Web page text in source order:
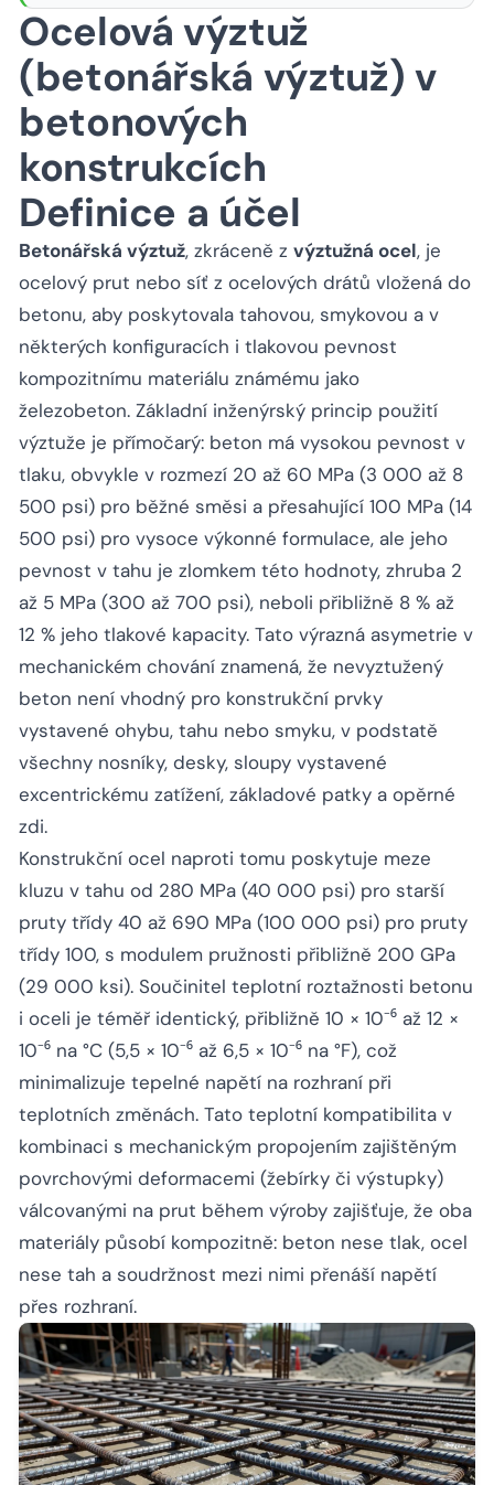
Ocelová výztuž
(betonářská výztuž) v
betonových
konstrukcích
Definice a účel
Betonářská výztuž, zkráceně z výztužná ocel, je
ocelový prut nebo síť z ocelových drátů vložená do
betonu, aby poskytovala tahovou, smykovou a v
některých konfiguracích i tlakovou pevnost
kompozitnímu materiálu známému jako
železobeton. Základní inženýrský princip použití
výztuže je přímočarý: beton má vysokou pevnost v
tlaku, obvykle v rozmezí 20 až 60 MPa (3 000 až 8
500 psi) pro běžné směsi a přesahující 100 MPa (14
500 psi) pro vysoce výkonné formulace, ale jeho
pevnost v tahu je zlomkem této hodnoty, zhruba 2
až 5 MPa (300 až 700 psi), neboli přibližně 8 % až
12 % jeho tlakové kapacity. Tato výrazná asymetrie v
mechanickém chování znamená, že nevyztužený
beton není vhodný pro konstrukční prvky
vystavené ohybu, tahu nebo smyku, v podstatě
všechny nosníky, desky, sloupy vystavené
excentrickému zatížení, základové patky a opěrné
zdi.
Konstrukční ocel naproti tomu poskytuje meze
kluzu v tahu od 280 MPa (40 000 psi) pro starší
pruty třídy 40 až 690 MPa (100 000 psi) pro pruty
třídy 100, s modulem pružnosti přibližně 200 GPa
(29 000 ksi). Součinitel teplotní roztažnosti betonu
i oceli je téměř identický, přibližně 10 × 10⁻⁶ až 12 ×
10⁻⁶ na °C (5,5 × 10⁻⁶ až 6,5 × 10⁻⁶ na °F), což
minimalizuje tepelné napětí na rozhraní při
teplotních změnách. Tato teplotní kompatibilita v
kombinaci s mechanickým propojením zajištěným
povrchovými deformacemi (žebírky či výstupky)
válcovanými na prut během výroby zajišťuje, že oba
materiály působí kompozitně: beton nese tlak, ocel
nese tah a soudržnost mezi nimi přenáší napětí
přes rozhraní.